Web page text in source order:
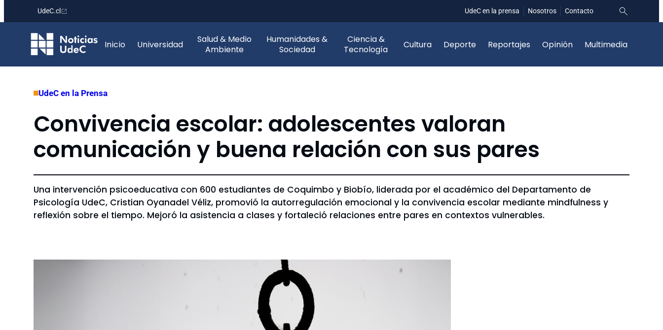
contenido
UdeC.cl UdeC en la prensa Nosotros Contacto
Inicio Universidad
Salud & Medio
Ambiente
Humanidades &
Sociedad
Ciencia &
Tecnología
Cultura Deporte Reportajes Opinión Multimedia
UdeC en la Prensa
Convivencia escolar: adolescentes valoran
comunicación y buena relación con sus pares
Una intervención psicoeducativa con 600 estudiantes de Coquimbo y Biobío, liderada por el académico del Departamento de
Psicología UdeC, Cristian Oyanadel Véliz, promovió la autorregulación emocional y la convivencia escolar mediante mindfulness y
reflexión sobre el tiempo. Mejoró la asistencia a clases y fortaleció relaciones entre pares en contextos vulnerables.